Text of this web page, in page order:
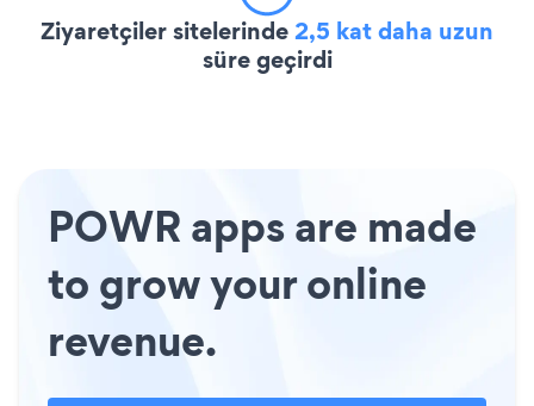
Ziyaretçiler sitelerinde2,5 kat daha uzun
süre geçirdi
POWR apps are made
to grow your online
revenue.